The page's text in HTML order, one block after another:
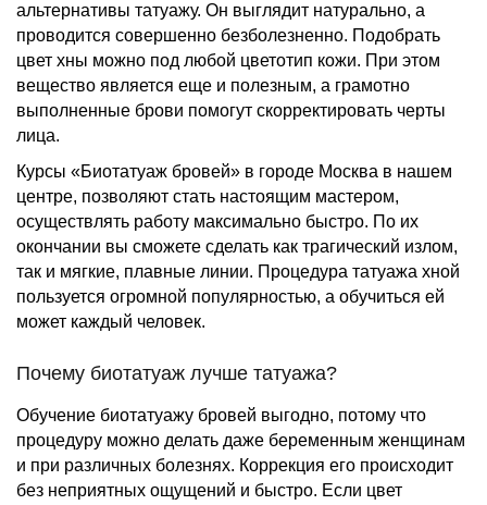
альтернативы татуажу. Он выглядит натурально, а
проводится совершенно безболезненно. Подобрать
цвет хны можно под любой цветотип кожи. При этом
вещество является еще и полезным, а грамотно
выполненные брови помогут скорректировать черты
лица.
Курсы «Биотатуаж бровей» в городе Москва в нашем
центре, позволяют стать настоящим мастером,
осуществлять работу максимально быстро. По их
окончании вы сможете сделать как трагический излом,
так и мягкие, плавные линии. Процедура татуажа хной
пользуется огромной популярностью, а обучиться ей
может каждый человек.
Почему биотатуаж лучше татуажа?
Обучение биотатуажу бровей выгодно, потому что
процедуру можно делать даже беременным женщинам
и при различных болезнях. Коррекция его происходит
без неприятных ощущений и быстро. Если цвет